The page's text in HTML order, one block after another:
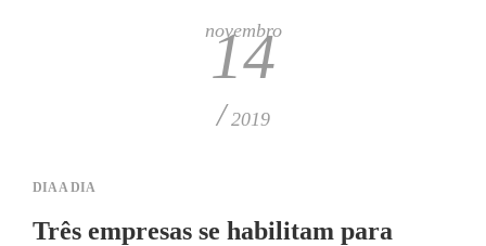
novembro
14
/ 2019
DIA A DIA
Três empresas se habilitam para